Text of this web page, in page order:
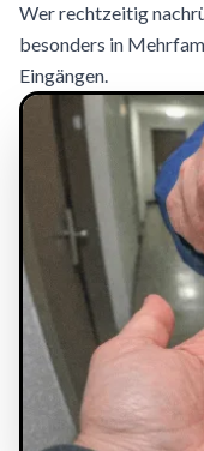
Wer rechtzeitig
besonders in
Eingängen.